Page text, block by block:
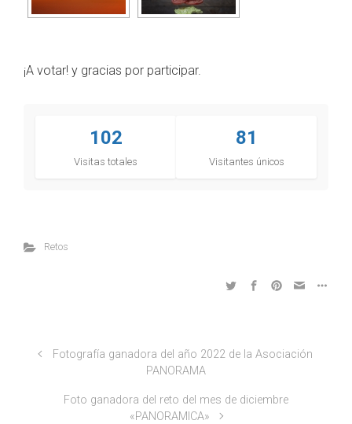
¡A votar! y gracias por participar.
102
Visitas totales
81
Visitantes únicos
Retos
Fotografía ganadora del año 2022 de la Asociación
PANORAMA
Foto ganadora del reto del mes de diciembre
«PANORAMICA»